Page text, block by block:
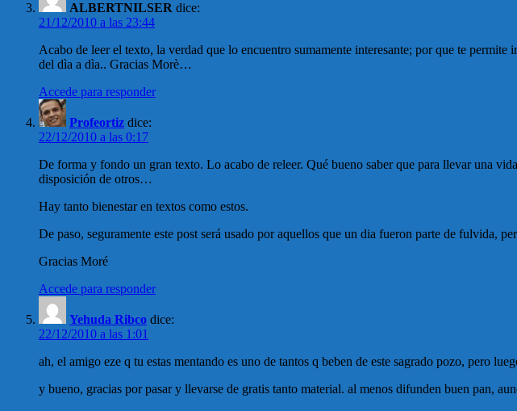
ALBERTNILSER dice:
21/12/2010 a las 23:44
Acabo de leer el texto, la verdad que lo encuentro sumamente interesante; por que te
del dìa a dìa.. Gracias Morè…
Accede para responder
Profeortiz dice:
22/12/2010 a las 0:17
De forma y fondo un gran texto. Lo acabo de releer. Qué bueno saber que para llevar una
disposición de otros…
Hay tanto bienestar en textos como estos.
De paso, seguramente este post será usado por aquellos que un dia fueron parte de fulvida,
Gracias Moré
Accede para responder
Yehuda Ribco dice:
22/12/2010 a las 1:01
ah, el amigo eze q tu estas mentando es uno de tantos q beben de este sagrado pozo, pero
y bueno, gracias por pasar y llevarse de gratis tanto material. al menos difunden buen pan,